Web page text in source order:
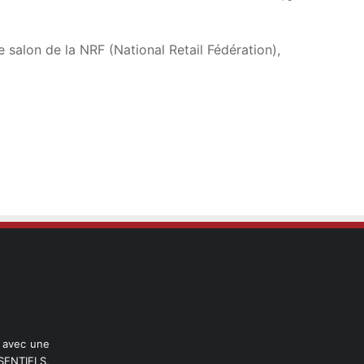
de la NRF (National Retail Fédération),
une